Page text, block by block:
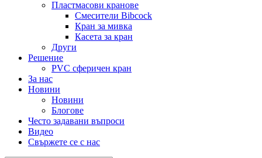
Пластмасови кранове
Смесители Bibcock
Кран за мивка
Касета за кран
Други
Решение
PVC сферичен кран
За нас
Новини
Новини
Блогове
Често задавани въпроси
Видео
Свържете се с нас